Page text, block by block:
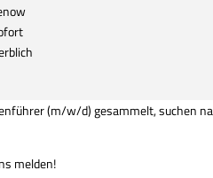
(m/w/d) gesammelt, suchen
melden!